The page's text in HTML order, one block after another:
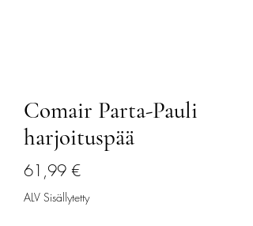
Comair Parta-Pauli
harjoituspää
61,99 €Hinta
ALV Sisällytetty